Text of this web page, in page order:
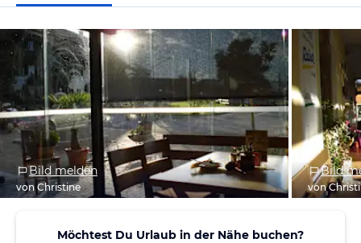
Bild melden
von Christine
Bild
von
Möchtest Du Urlaub in der Nähe buchen?